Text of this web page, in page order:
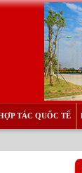
TÁC QUỐC TẾ